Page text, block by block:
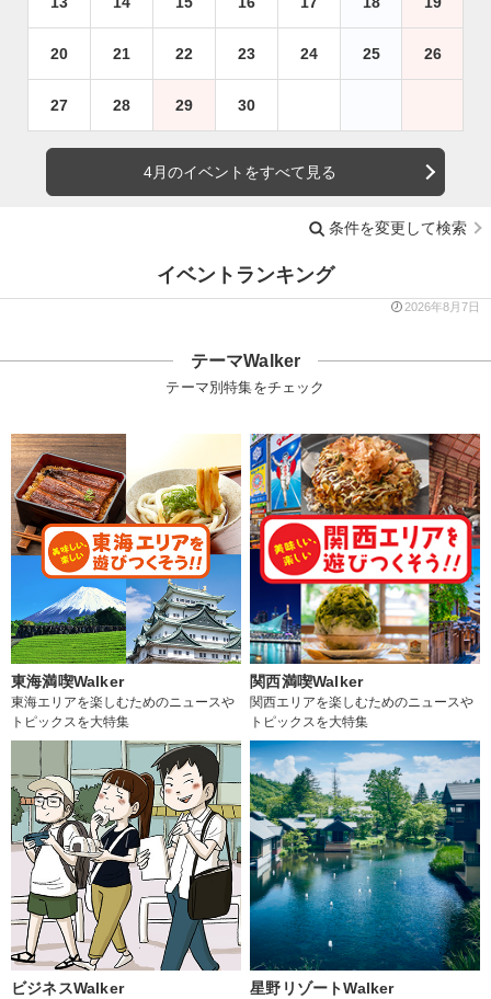
20 21 22 23 24 25 26
27 28 29 30
4月のイベントをすべて見る
条件を変更して検索
イベントランキング
2026年8月7日
テーマWalker
テーマ別特集をチェック
東海満喫Walker
東海エリアを楽しむためのニュースや
トピックスを大特集
関西満喫Walker
関西エリアを楽しむためのニュースや
トピックスを大特集
ビジネスWalker 星野リゾートWalker